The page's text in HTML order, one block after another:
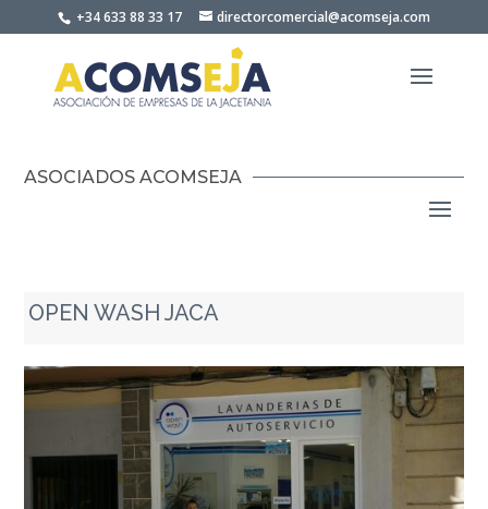
to
+34 633 88 33 17 directorcomercial@acomseja.com
ASOCIADOS ACOMSEJA
OPEN WASH JACA